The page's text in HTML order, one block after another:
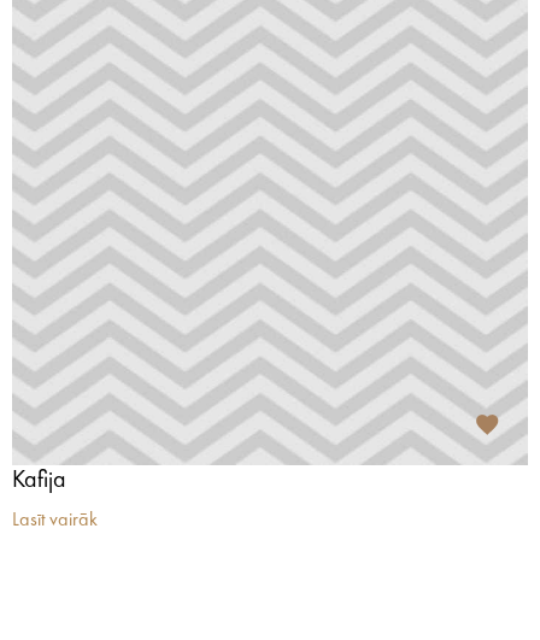
Kafija
Lasīt vairāk